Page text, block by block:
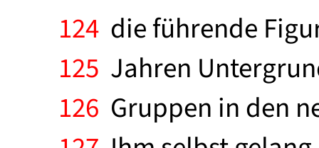
124 die führende
125 Jahren
126 Gruppen in den